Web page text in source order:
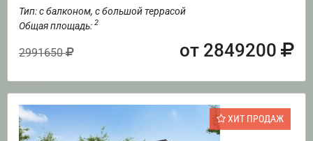
Тип: с балконом, с большой террасой
Общая площадь: 2
2991650 от 2849200
ХИТ ПРОДАЖ